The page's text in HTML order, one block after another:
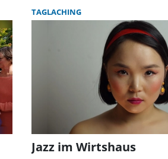
Rettungswagen ins
werden musste. Insgesamt
Fahrzeugen ein Schaden von
TAGLACHING
Jazz im Wirtshaus